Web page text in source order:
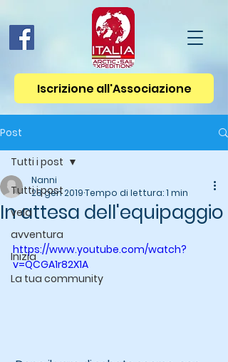
Iscrizione all'Associazione
Post
Tutti i post
vela
avventura
Inizia
La tua community
Tutti i post
In attesa dell'equipaggio
Nanni
28 gen 2019Tempo di lettura: 1 min
https://www.youtube.com/watch?
v=QCGA1r82X1A